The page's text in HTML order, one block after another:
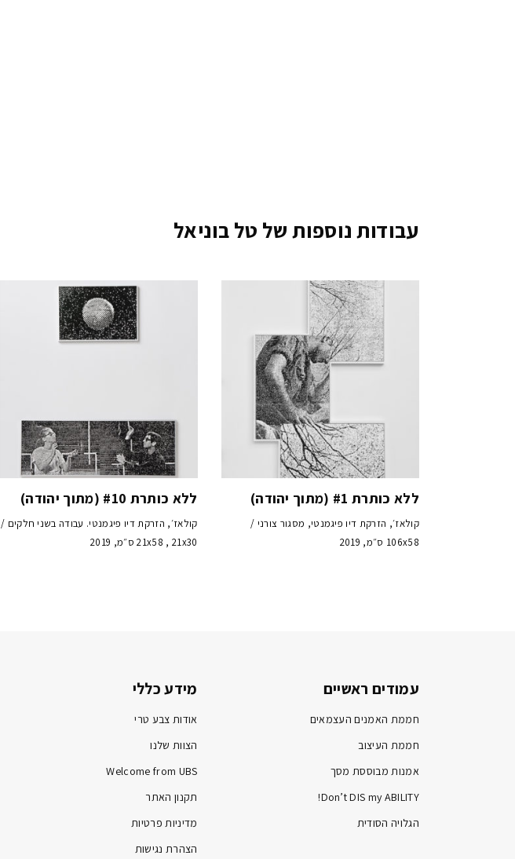
עבודות נוספות של טל בוניאל
ללא כותרת #1 (מתוך יהודה)
קולאז׳, הזרקת דיו פיגמנטי, מסגור צורני /
106x58 ס״מ, 2019
ללא כותרת #10 (מתוך יהודה)
קולאז׳, הזרקת דיו פיגמנטי. עבודה בשני חלקים /
21x58 , 21x30 ס״מ, 2019
עמודים ראשיים
חממת האמנים העצמאים
חממת העיצוב
אמנות מבוססת מסך
Don’t DIS my ABILITY!
הגלויה הסודית
מידע כללי
אודות צבע טרי
הצוות שלנו
Welcome from UBS
תקנון האתר
מדיניות פרטיות
הצהרת נגישות